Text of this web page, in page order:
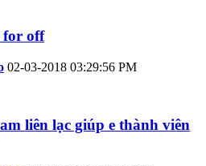
for off
02-03-2018 03:29:56 PM
liên lạc giúp e thành viên